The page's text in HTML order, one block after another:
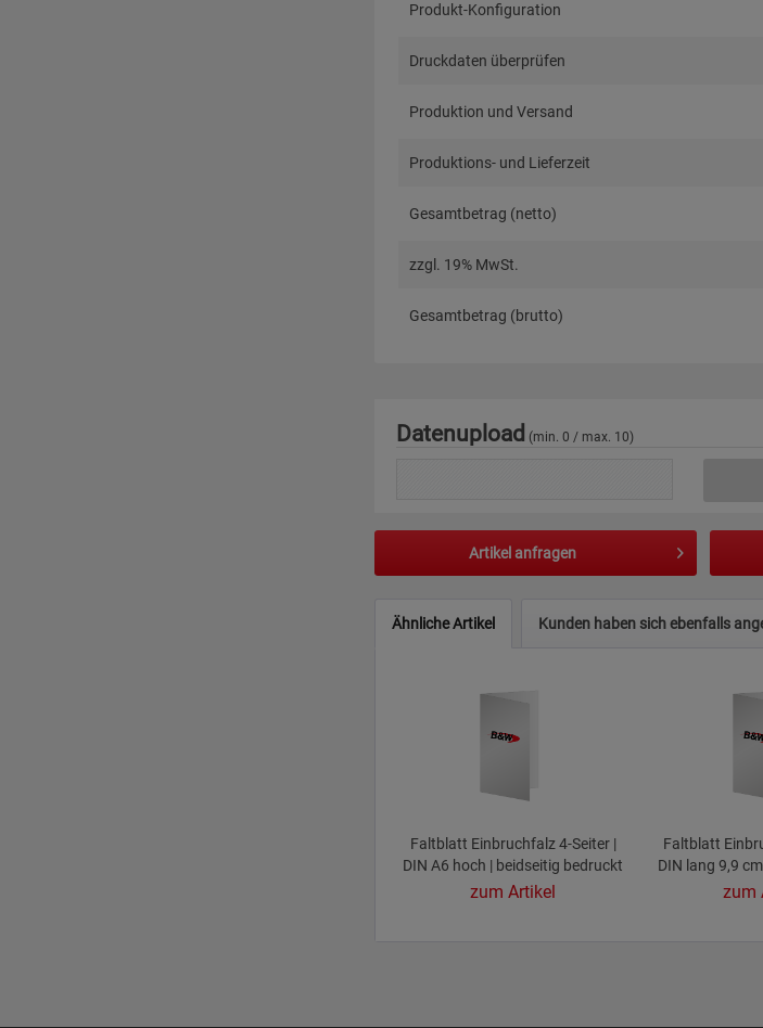
Produkt-Konfiguration
Druckdaten überprüfen
Produktion und Versand
Produktions- und Lieferzeit
Gesamtbetrag (netto)
zzgl. 19% MwSt.
Gesamtbetrag (brutto)
Datenupload (min. 0 / max. 10)
Artikel anfragen
Ähnliche Artikel Kunden haben sich ebenfalls
Faltblatt Einbruchfalz 4-Seiter |
DIN A6 hoch | beidseitig bedruckt
zum Artikel
Faltblatt
DIN lang 9,9
zum